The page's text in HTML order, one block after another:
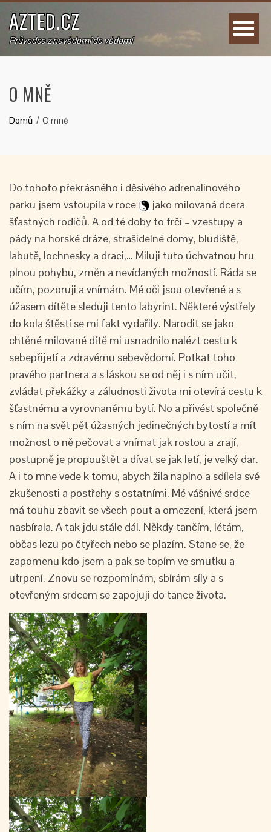
AZTED.CZ
Průvodce z nevědomí do vědomí
O MNĚ
Domů O mně
Do tohoto překrásného i děsivého adrenalinového
parku jsem vstoupila v roce
jako milovaná dcera
šťastných rodičů. A od té doby to frčí – vzestupy a
pády na horské dráze, strašidelné domy, bludiště,
labutě, lochnesky a draci,… Miluji tuto úchvatnou hru
plnou pohybu, změn a nevídaných možností. Ráda se
učím, pozoruji a vnímám. Mé oči jsou otevřené a s
úžasem dítěte sleduji tento labyrint. Některé výstřely
do kola štěstí se mi fakt vydařily. Narodit se jako
chtěné milované dítě mi usnadnilo nalézt cestu k
sebepřijetí a zdravému sebevědomí. Potkat toho
pravého partnera a s láskou se od něj i s ním učit,
zvládat překážky a záludnosti života mi otevírá cestu k
šťastnému a vyrovnanému bytí. No a přivést společně
s ním na svět pět úžasných jedinečných bytostí a mít
možnost o ně pečovat a vnímat jak rostou a zrají,
postupně je propouštět a dívat se jak letí, je velký dar.
A i to mne vede k tomu, abych žila naplno a sdílela své
zkušenosti a postřehy s ostatními. Mé vášnivé srdce
má touhu zbavit se všech pout a omezení, která jsem
nasbírala. A tak jdu stále dál. Někdy tančím, létám,
občas lezu po čtyřech nebo se plazím. Stane se, že
zapomenu kdo jsem a pak se topím ve smutku a
utrpení. Znovu se rozpomínám, sbírám síly a s
otevřeným srdcem se zapojuji do tance života.